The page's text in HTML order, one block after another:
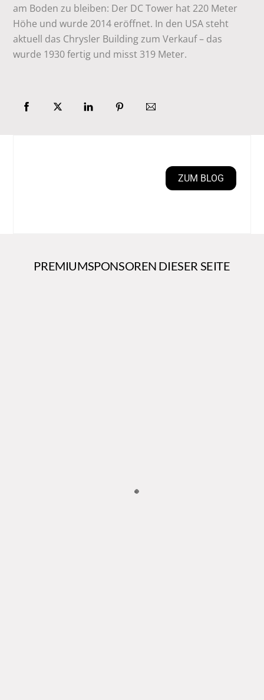
am Boden zu bleiben: Der DC Tower hat 220 Meter
Höhe und wurde 2014 eröffnet. In den USA steht
aktuell das Chrysler Building zum Verkauf – das
wurde 1930 fertig und misst 319 Meter.
ZUM BLOG
PREMIUMSPONSOREN DIESER SEITE